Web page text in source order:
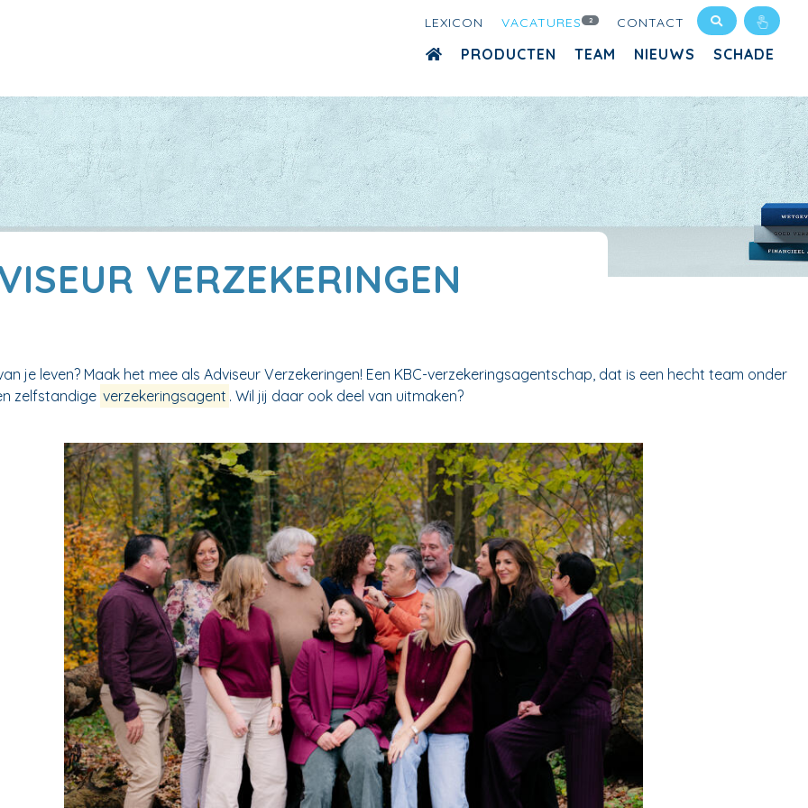
LEXICON VACATURES 2 CONTACT
PRODUCTEN TEAM NIEUWS SCHADE
VERZEKERINGEN
je leven? Maak het mee als Adviseur Verzekeringen! Een KBC-verzekeringsagentschap, dat is een hecht team onder
zelfstandige verzekeringsagent . Wil jij daar ook deel van uitmaken?